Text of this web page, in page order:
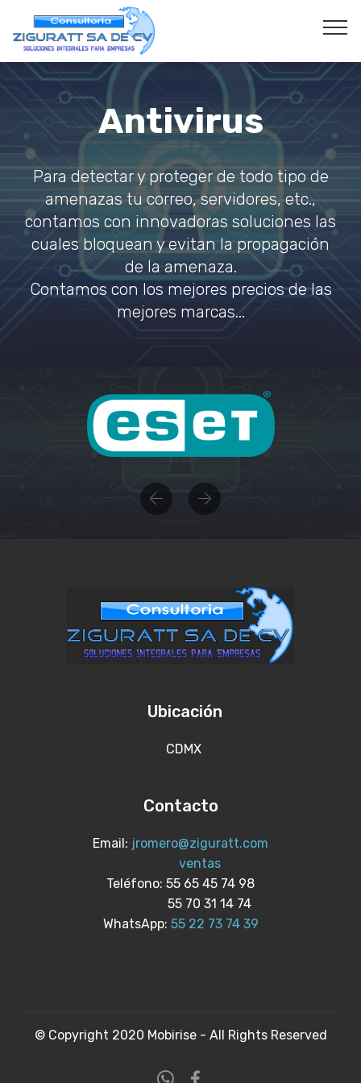
Antivirus
Para detectar y proteger de todo tipo de
amenazas tu correo, servidores, etc.,
contamos con innovadoras soluciones las
cuales bloquean y evitan la propagación
de la amenaza.
Contamos con los mejores precios de las
mejores marcas...
PreviousNext
Ubicación
CDMX
Contacto
Email: jromero@ziguratt.com
ventas
Teléfono: 55 65 45 74 98
55 70 31 14 74
WhatsApp: 55 22 73 74 39
© Copyright 2020 Mobirise - All Rights Reserved